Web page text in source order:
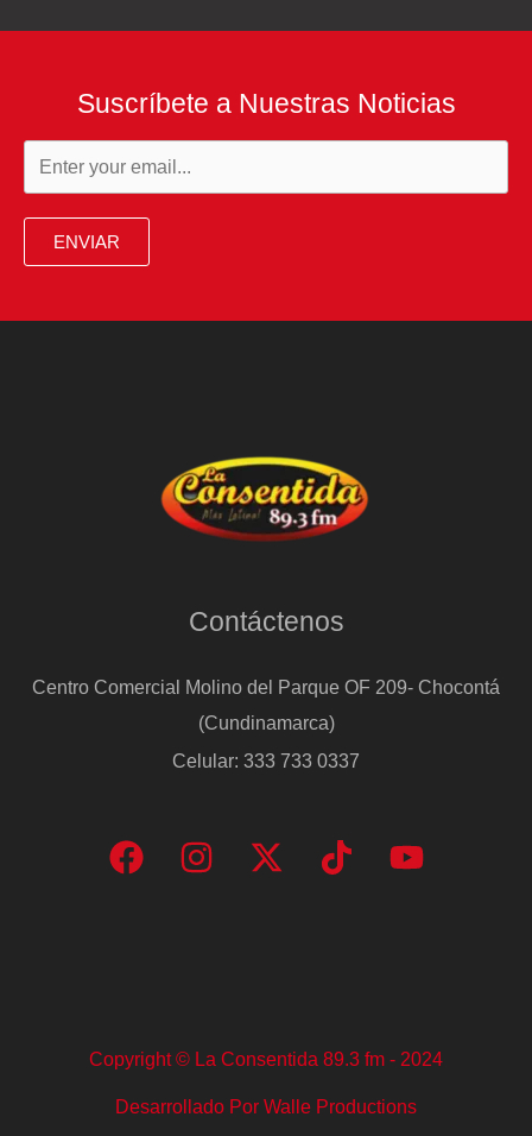
Suscríbete a Nuestras Noticias
ENVIAR
Contáctenos
Centro Comercial Molino del Parque OF 209- Chocontá
(Cundinamarca)
Celular: 333 733 0337
Copyright © La Consentida 89.3 fm - 2024
Desarrollado Por Walle Productions